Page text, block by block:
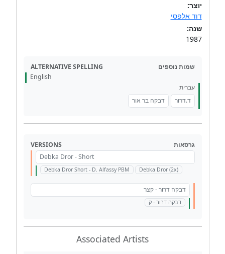
יוצר:
דוד אלפסי
שנה:
1987
ALTERNATIVE SPELLING
שמות נוספים
English
עברית
ד.דרור
דבקה בר אור
VERSIONS
גרסאות
Debka Dror - Short
Debka Dror Short - D. Alfassy PBM Debka Dror (2x)
דבקה דרור - קצר
דבקה דרור - ק
Associated Artists